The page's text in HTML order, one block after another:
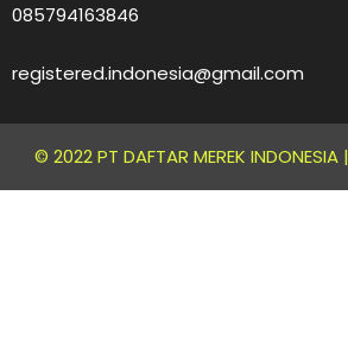
085794163846
registered.indonesia@gmail.com
© 2022 PT DAFTAR MEREK INDONESIA |